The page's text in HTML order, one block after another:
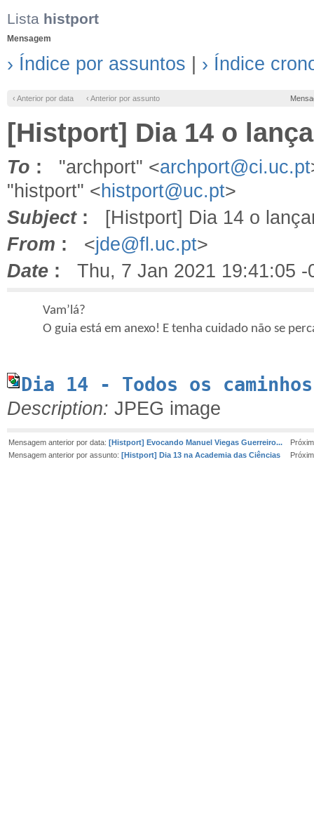
Lista histport
Mensagem
› Índice por assuntos › Índice
‹ Anterior por data ‹ Anterior por assunto
[Histport] Dia 14 o
To : "archport" <archport@ci.uc.pt
"histport" <histport@uc.pt>
Subject: [Histport] Dia 14 o
From : <jde@fl.uc.pt>
Date : Thu, 7 Jan 2021 19:41:05 -
Vam’lá?
O guia está em anexo! E tenha cuidado não se
Dia 14 - Todos os
Description: JPEG image
Mensagem anterior por data: [Histport] Evocando Manuel Viegas Guerreiro...
Mensagem anterior por assunto: [Histport] Dia 13 na Academia das Ciências